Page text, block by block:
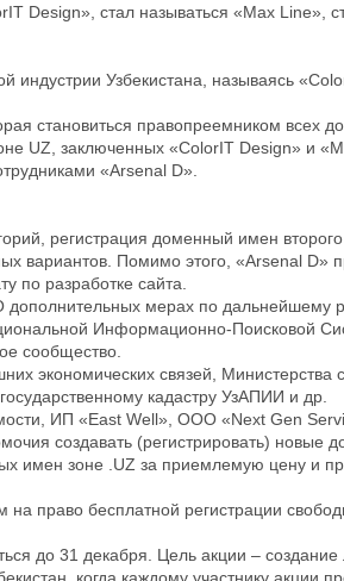
Design», стал называться «Max Line»,
Узбекистана, называясь
становиться правопреемником всех
UZ, заключенных «ColorIT Design» и
«Arsenal D».
регистрация доменный имен
вариантов. Помимо этого, «Arsenal D»
по разработке сайта.
мерах по дальнейшему
Информационно-Поисковой
сообщество.
экономических связей, Министерства
кадастру УзАПИИ и др.
ИП «East Well», ООО «Next Gen
создавать (регистрировать) новые
имен зоне .UZ за приемлемую цену и
право бесплатной регистрации
до 31 декабря. Цель акции – создание